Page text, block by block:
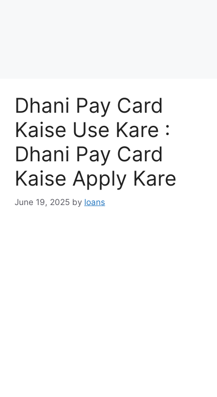
Dhani Pay Card
Kaise Use Kare :
Dhani Pay Card
Kaise Apply Kare
June 19, 2025 by loans